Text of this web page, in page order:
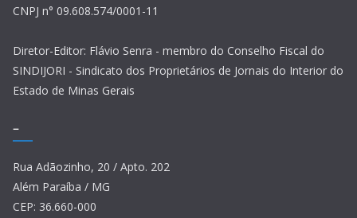
CNPJ n° 09.608.574/0001-11
Diretor-Editor: Flávio Senra - membro do Conselho Fiscal do
SINDIJORI - Sindicato dos Proprietários de Jornais do Interior do
Estado de Minas Gerais
–
Rua Adãozinho, 20 / Apto. 202
Além Paraíba / MG
CEP: 36.660-000